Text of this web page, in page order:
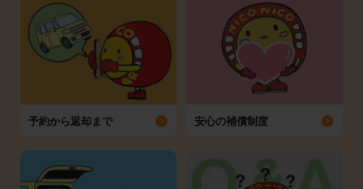
予約から返却まで 安心の補償制度